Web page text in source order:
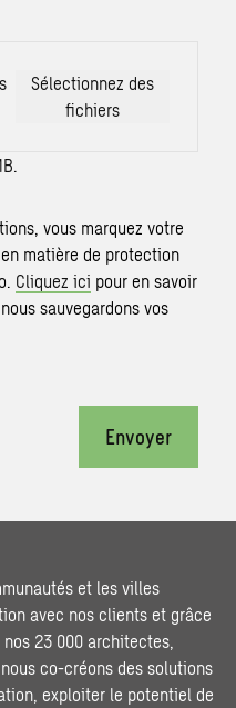
Sélectionnez des
fichiers
vous marquez votre
matière de protection
Cliquez ici pour en savoir
sauvegardons vos
Envoyer
et les villes
avec nos clients et grâce
23 000 architectes,
co-créons des solutions
exploiter le potentiel de